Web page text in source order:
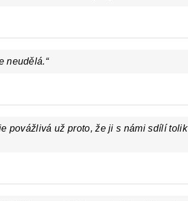
neudělá.“
povážlivá už proto, že ji s námi sdílí tolik